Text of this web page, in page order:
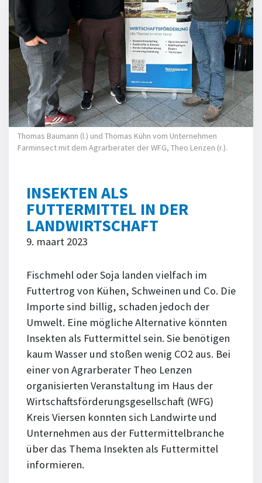
Thomas Baumann (l.) und Thomas Kühn vom Unternehmen
Farminsect mit dem Agrarberater der WFG, Theo Lenzen (r.).
INSEKTEN ALS
FUTTERMITTEL IN DER
LANDWIRTSCHAFT
9. maart 2023
Fischmehl oder Soja landen vielfach im
Futtertrog von Kühen, Schweinen und Co. Die
Importe sind billig, schaden jedoch der
Umwelt. Eine mögliche Alternative könnten
Insekten als Futtermittel sein. Sie benötigen
kaum Wasser und stoßen wenig CO2 aus. Bei
einer von Agrarberater Theo Lenzen
organisierten Veranstaltung im Haus der
Wirtschaftsförderungsgesellschaft (WFG)
Kreis Viersen konnten sich Landwirte und
Unternehmen aus der Futtermittelbranche
über das Thema Insekten als Futtermittel
informieren.